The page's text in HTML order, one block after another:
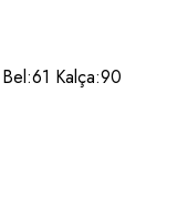
Kalça:90